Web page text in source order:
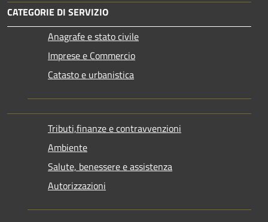
CATEGORIE DI SERVIZIO
Anagrafe e stato civile
Imprese e Commercio
Catasto e urbanistica
Tributi,finanze e contravvenzioni
Ambiente
Salute, benessere e assistenza
Autorizzazioni